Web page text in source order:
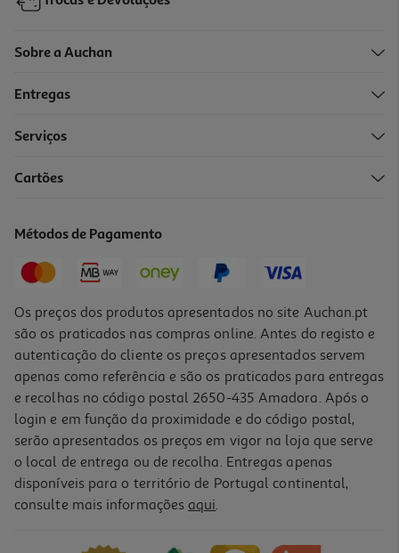
Bolachas Finas Gullon Aveia Chocolate Zero Sem Açúcar 150g
Sobre a Auchan
Entregas
Serviços
Cartões
Métodos de Pagamento
Os preços dos produtos apresentados no site Auchan.pt
são os praticados nas compras online. Antes do registo e
autenticação do cliente os preços apresentados servem
apenas como referência e são os praticados para entregas
e recolhas no código postal 2650-435 Amadora. Após o
login e em função da proximidade e do código postal,
serão apresentados os preços em vigor na loja que serve
o local de entrega ou de recolha. Entregas apenas
disponíveis para o território de Portugal continental,
consulte mais informações aqui.